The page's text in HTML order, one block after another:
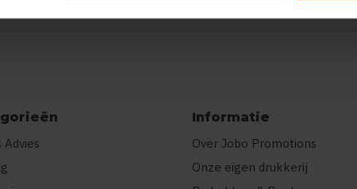
Advies
Informatie
Over Jobo Promotions
Onze eigen drukkerij